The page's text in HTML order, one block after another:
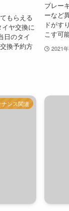
もらえる
ヤ交換に
日のタイ
換予約方
ブレー
ーなど
ドがす
こす可
2021
ナンス関連